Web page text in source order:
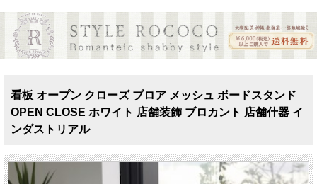
看板 オープン クローズ ブロア メッシュ ボードスタンド
OPEN CLOSE ホワイト 店舗装飾 ブロカント 店舗什器 イ
ンダストリアル